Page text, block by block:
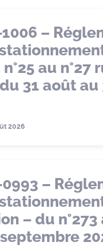
–
au n°27
31 août
2026
–
– du n°273